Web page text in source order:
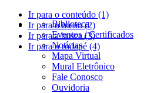
Ir para o conteúdo (1)
Ir para o menu (2)
Ir para a busca (3)
Ir para o rodapé (4)
Biblioteca
Eventos / Certificados
Notícias
Mapa Virtual
Mural Eletrônico
Fale Conosco
Ouvidoria